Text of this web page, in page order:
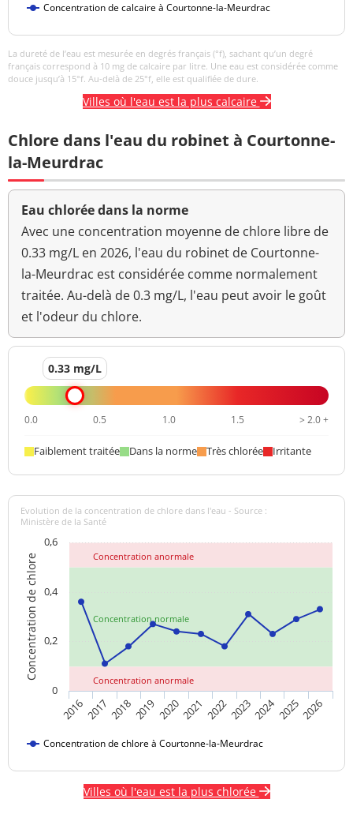
Concentration de calcaire à Courtonne-la-Meurdrac
La dureté de l’eau est mesurée en degrés français (°f), sachant qu’un degré
français correspond à 10 mg de calcaire par litre. Une eau est considérée comme
douce jusqu’à 15°f. Au-delà de 25°f, elle est qualifiée de dure.
Villes où l'eau est la plus calcaire
Chlore dans l'eau du robinet à Courtonne-
la-Meurdrac
Eau chlorée dans la norme
Avec une concentration moyenne de chlore libre de
0.33 mg/L en 2026, l'eau du robinet de Courtonne-
la-Meurdrac est considérée comme normalement
traitée. Au-delà de 0.3 mg/L, l'eau peut avoir le goût
et l'odeur du chlore.
0.33 mg/L
0.0 0.5 1.0 1.5 > 2.0 +
Faiblement traitée Dans la norme Très chlorée Irritante
Concentration normale
Concentration anormale
Concentration anormale
Concentration de chlore
Evolution de la concentration de chlore dans l'eau - Source :
Ministère de la Santé
Concentration de chlore à Courtonne-la-Meurdrac
20162017 2018201920202021 20222023202420252026
0
0,2
0,4
0,6
Villes où l'eau est la plus chlorée